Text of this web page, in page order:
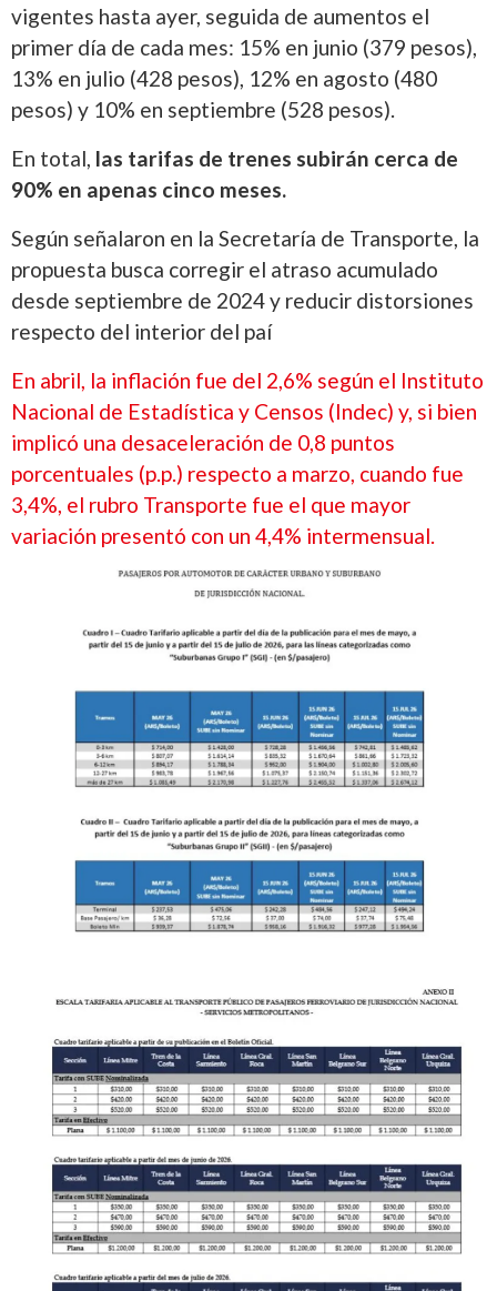
vigentes hasta ayer, seguida de aumentos el
primer día de cada mes: 15% en junio (379 pesos),
13% en julio (428 pesos), 12% en agosto (480
pesos) y 10% en septiembre (528 pesos).
En total, las tarifas de trenes subirán cerca de
90% en apenas cinco meses.
Según señalaron en la Secretaría de Transporte, la
propuesta busca corregir el atraso acumulado
desde septiembre de 2024 y reducir distorsiones
respecto del interior del paí
En abril, la inflación fue del 2,6% según el Instituto
Nacional de Estadística y Censos (Indec) y, si bien
implicó una desaceleración de 0,8 puntos
porcentuales (p.p.) respecto a marzo, cuando fue
3,4%, el rubro Transporte fue el que mayor
variación presentó con un 4,4% intermensual.